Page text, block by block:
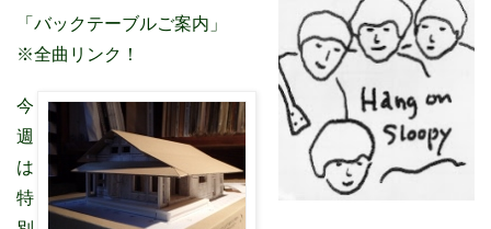
「バックテーブルご案内」
※全曲リンク！
今
週
は
特